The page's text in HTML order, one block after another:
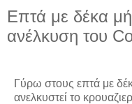
Επτά με δέκα
ανέλκυση του
Γύρω στους επτά με
ανελκυστεί το